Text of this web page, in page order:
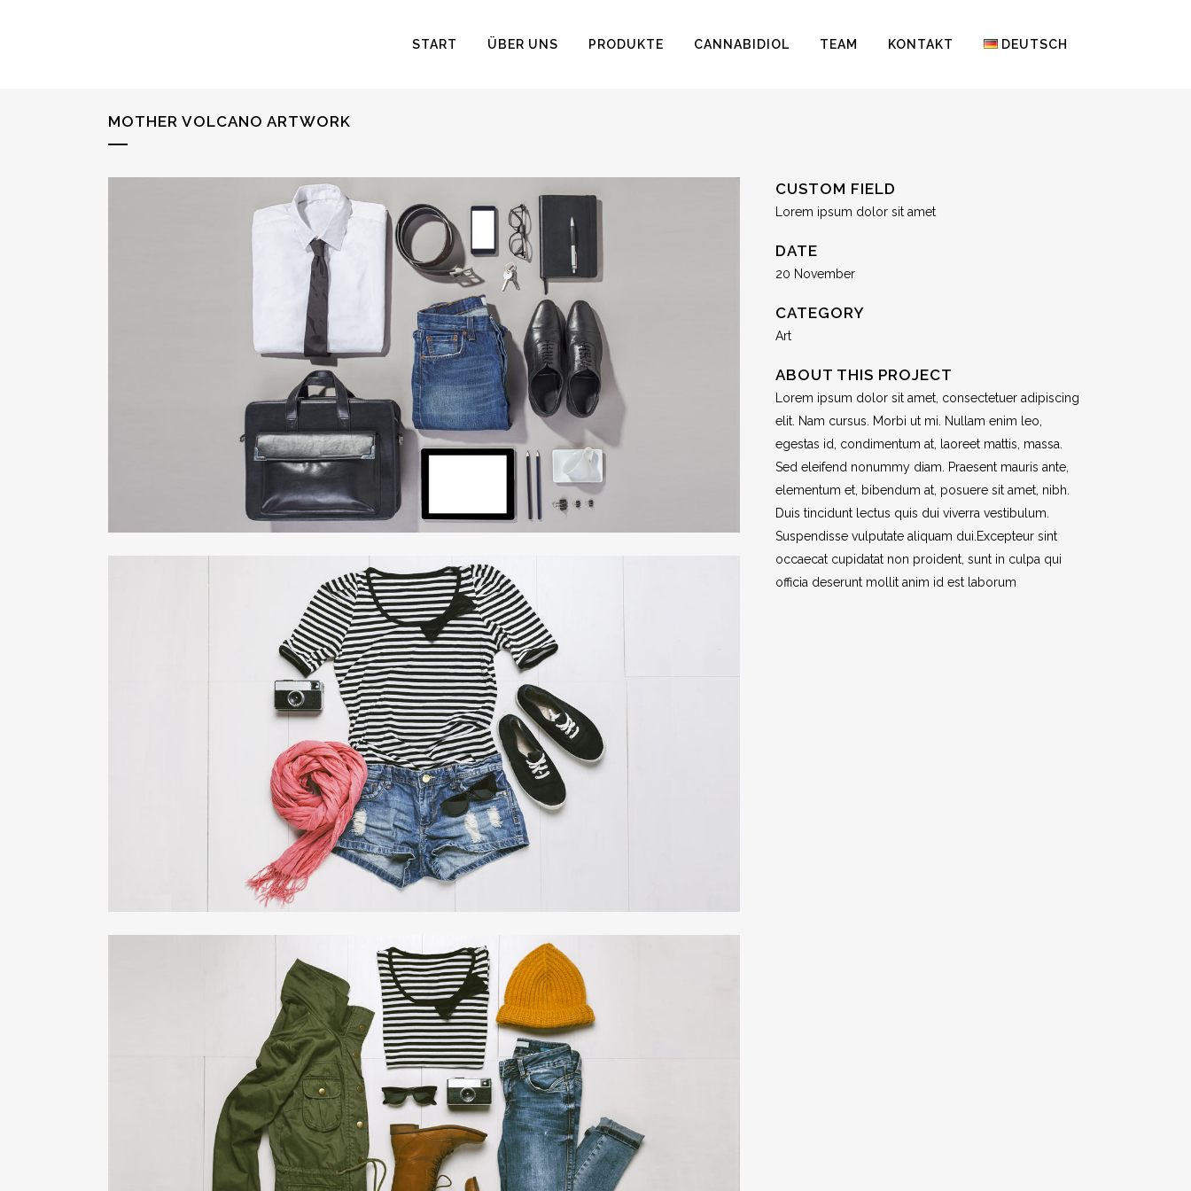
START ÜBER UNS PRODUKTE CANNABIDIOL TEAM KONTAKT DEUTSCH
MOTHER VOLCANO ARTWORK
CUSTOM FIELD
Lorem ipsum dolor sit amet
DATE
20 November
CATEGORY
Art
ABOUT THIS PROJECT
Lorem ipsum dolor sit amet, consectetuer adipiscing
elit. Nam cursus. Morbi ut mi. Nullam enim leo,
egestas id, condimentum at, laoreet mattis, massa.
Sed eleifend nonummy diam. Praesent mauris ante,
elementum et, bibendum at, posuere sit amet, nibh.
Duis tincidunt lectus quis dui viverra vestibulum.
Suspendisse vulputate aliquam dui.Excepteur sint
occaecat cupidatat non proident, sunt in culpa qui
officia deserunt mollit anim id est laborum